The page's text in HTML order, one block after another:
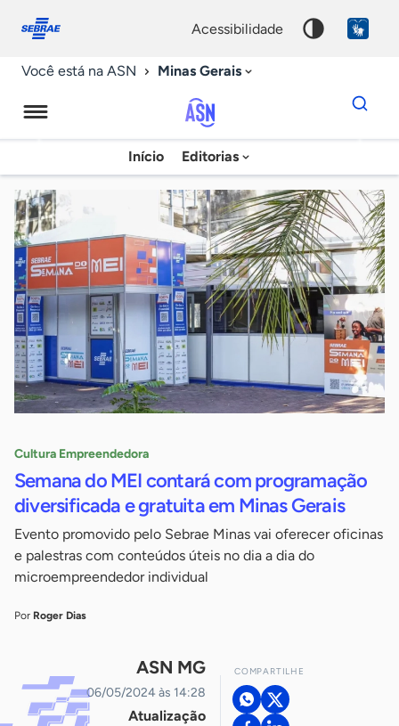
conosco
acessibilidade
Você está na ASN Minas Gerais
Agência
Sebrae
de
Notícias
Início Editorias
Dados
para
chave
Cultura Empreendedora
Semana do MEI contará com programação
diversificada e gratuita em Minas Gerais
Evento promovido pelo Sebrae Minas vai oferecer oficinas
e palestras com conteúdos úteis no dia a dia do
microempreendedor individual
Por Roger Dias
ASN MG
06/05/2024 às 14:28
Atualização
COMPARTILHE